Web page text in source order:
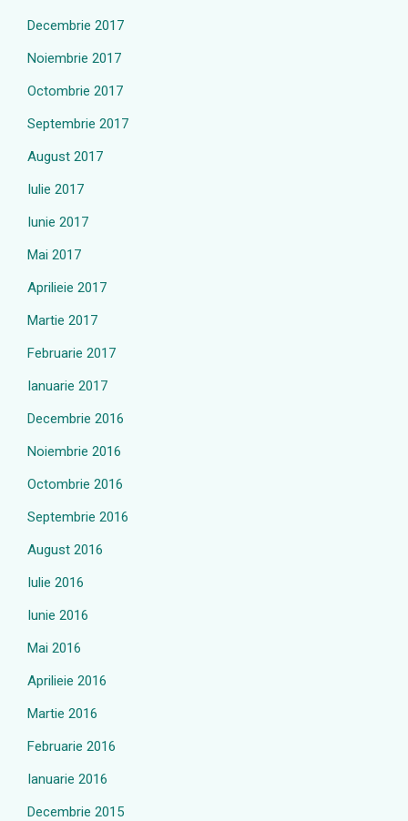
Decembrie 2017
Noiembrie 2017
Octombrie 2017
Septembrie 2017
August 2017
Iulie 2017
Iunie 2017
Mai 2017
Aprilieie 2017
Martie 2017
Februarie 2017
Ianuarie 2017
Decembrie 2016
Noiembrie 2016
Octombrie 2016
Septembrie 2016
August 2016
Iulie 2016
Iunie 2016
Mai 2016
Aprilieie 2016
Martie 2016
Februarie 2016
Ianuarie 2016
Decembrie 2015